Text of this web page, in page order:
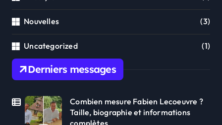
Nouvelles (3)
Uncategorized (1)
Derniers messages
Combien mesure Fabien Lecoeuvre ?
Taille, biographie et informations